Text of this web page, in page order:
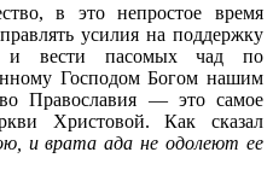
в это непростое время
усилия на поддержку
и вести пасомых чад по
Господом Богом нашим
Православия — это самое
Христовой. Как сказал
и врата ада не одолеют ее